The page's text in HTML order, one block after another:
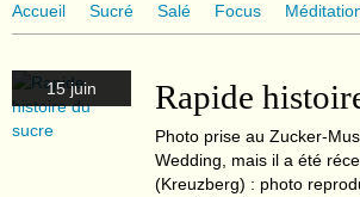
Accueil Sucré Salé Focus
15 juin Rapide
Photo prise au Zucker-
Wedding, mais il a été
(Kreuzberg) : photo